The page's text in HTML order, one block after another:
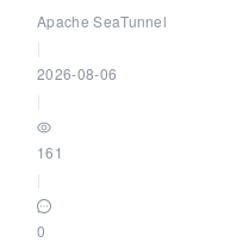
Apache SeaTunnel
2026-08-06
161
0